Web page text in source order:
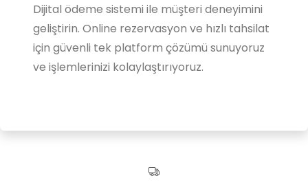
Dijital ödeme sistemi ile müşteri deneyimini
geliştirin. Online rezervasyon ve hızlı tahsilat
için güvenli tek platform çözümü sunuyoruz
ve işlemlerinizi kolaylaştırıyoruz.